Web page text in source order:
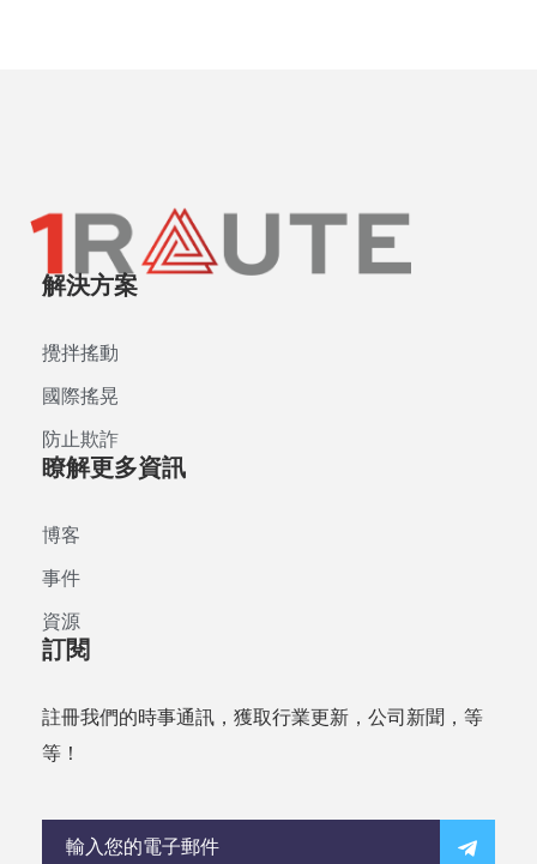
解決方案
攪拌搖動
國際搖晃
防止欺詐
瞭解更多資訊
博客
事件
資源
訂閱
註冊我們的時事通訊，獲取行業更新，公司新聞，等
等！